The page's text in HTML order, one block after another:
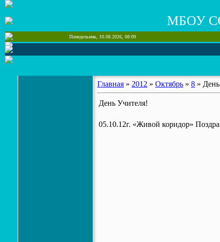
МБОУ
Понедельник, 10.08.2026, 08:09
Главная » 2012 » Октябрь » 8 »
День Учителя!
05.10.12г. «Живой коридор»